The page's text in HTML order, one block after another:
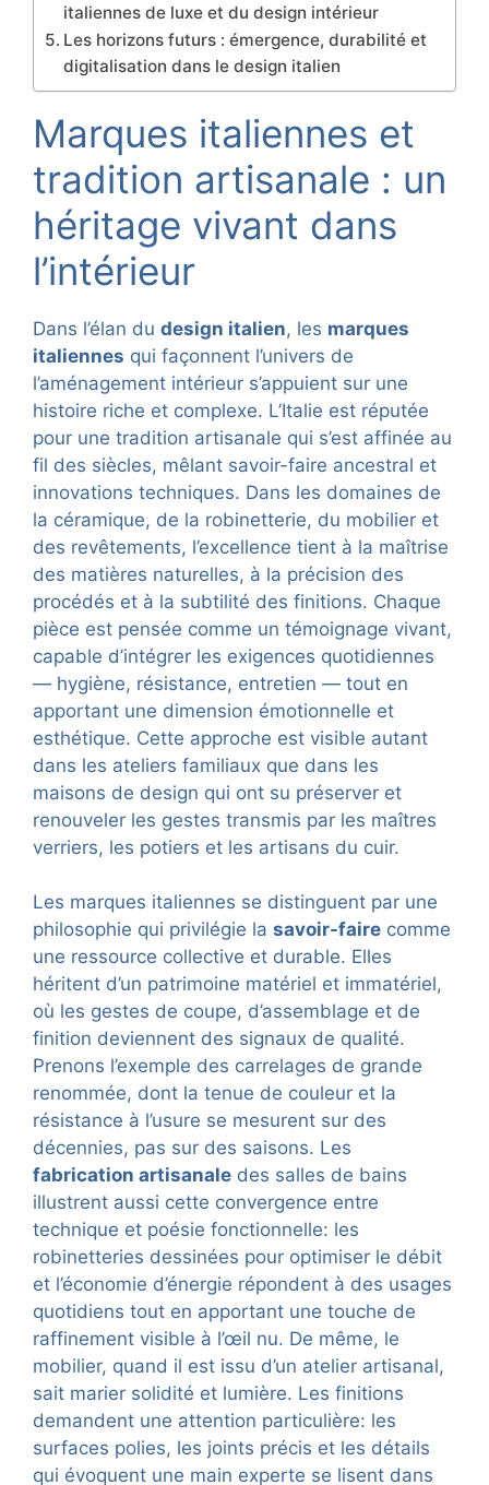
italiennes de luxe et du design intérieur
Les horizons futurs : émergence, durabilité et
digitalisation dans le design italien
Marques italiennes et
tradition artisanale : un
héritage vivant dans
l’intérieur
Dans l’élan du design italien, les marques
italiennes qui façonnent l’univers de
l’aménagement intérieur s’appuient sur une
histoire riche et complexe. L’Italie est réputée
pour une tradition artisanale qui s’est affinée au
fil des siècles, mêlant savoir-faire ancestral et
innovations techniques. Dans les domaines de
la céramique, de la robinetterie, du mobilier et
des revêtements, l’excellence tient à la maîtrise
des matières naturelles, à la précision des
procédés et à la subtilité des finitions. Chaque
pièce est pensée comme un témoignage vivant,
capable d’intégrer les exigences quotidiennes
— hygiène, résistance, entretien — tout en
apportant une dimension émotionnelle et
esthétique. Cette approche est visible autant
dans les ateliers familiaux que dans les
maisons de design qui ont su préserver et
renouveler les gestes transmis par les maîtres
verriers, les potiers et les artisans du cuir.
Les marques italiennes se distinguent par une
philosophie qui privilégie la savoir-faire comme
une ressource collective et durable. Elles
héritent d’un patrimoine matériel et immatériel,
où les gestes de coupe, d’assemblage et de
finition deviennent des signaux de qualité.
Prenons l’exemple des carrelages de grande
renommée, dont la tenue de couleur et la
résistance à l’usure se mesurent sur des
décennies, pas sur des saisons. Les
fabrication artisanale des salles de bains
illustrent aussi cette convergence entre
technique et poésie fonctionnelle: les
robinetteries dessinées pour optimiser le débit
et l’économie d’énergie répondent à des usages
quotidiens tout en apportant une touche de
raffinement visible à l’œil nu. De même, le
mobilier, quand il est issu d’un atelier artisanal,
sait marier solidité et lumière. Les finitions
demandent une attention particulière: les
surfaces polies, les joints précis et les détails
qui évoquent une main experte se lisent dans